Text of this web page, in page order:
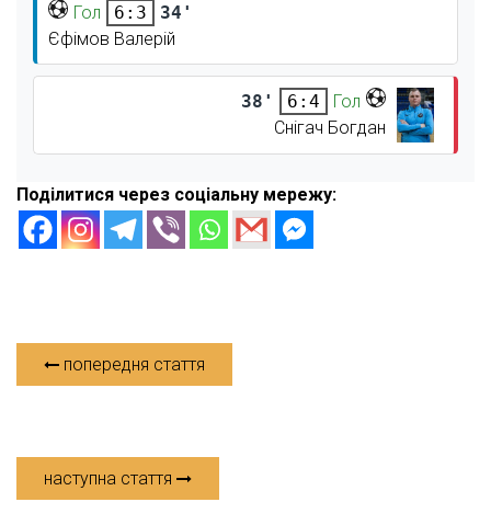
Гол 6:3
34'
Єфімов Валерій
38' 6:4
Гол
Снігач Богдан
Поділитися через соціальну мережу:
попередня стаття
наступна стаття